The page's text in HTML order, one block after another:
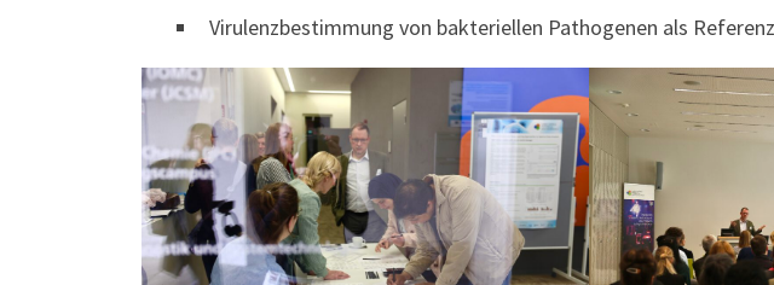
Virulenzbestimmung von bakteriellen Pathogenen als